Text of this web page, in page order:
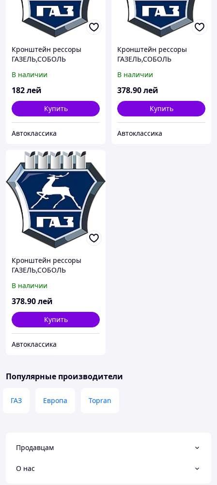
Кронштейн рессоры
ГАЗЕЛЬ,СОБОЛЬ
(пр-во ГАЗ)
В наличии
182лей
Купить
Автоклассика
Кронштейн рессоры
ГАЗЕЛЬ,СОБОЛЬ
(пр-во ГАЗ)
В наличии
378.90лей
Купить
Автоклассика
Кронштейн рессоры
ГАЗЕЛЬ,СОБОЛЬ
(пр-во ГАЗ)
В наличии
378.90лей
Купить
Автоклассика
Популярные производители
ГАЗ Европа Topran
Продавцам
О нас